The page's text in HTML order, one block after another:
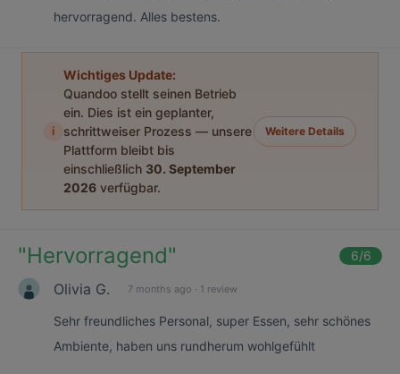
hervorragend. Alles bestens.
i
Wichtiges Update:
Quandoo stellt seinen Betrieb
ein. Dies ist ein geplanter,
schrittweiser Prozess — unsere
Plattform bleibt bis
einschließlich 30. September
2026 verfügbar.
Weitere Details
"Hervorragend" 6/6
Olivia G. 7 months ago · 1 review
Sehr freundliches Personal, super Essen, sehr schönes
Ambiente, haben uns rundherum wohlgefühlt